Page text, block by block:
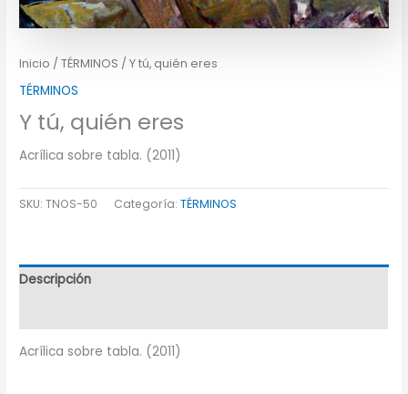
Inicio /TÉRMINOS / Y tú, quién eres
TÉRMINOS
Y tú, quién eres
Acrílica sobre tabla. (2011)
SKU:TNOS-50 Categoría:TÉRMINOS
Descripción
Acrílica sobre tabla. (2011)